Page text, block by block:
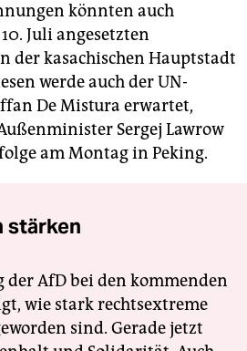
könnten auch
Juli angesetzten
der kasachischen Hauptstadt
werde auch der UN-
De Mistura erwartet,
Sergej Lawrow
am Montag in Peking.
stärken
der AfD bei den kommenden
wie stark rechtsextreme
sind. Gerade jetzt